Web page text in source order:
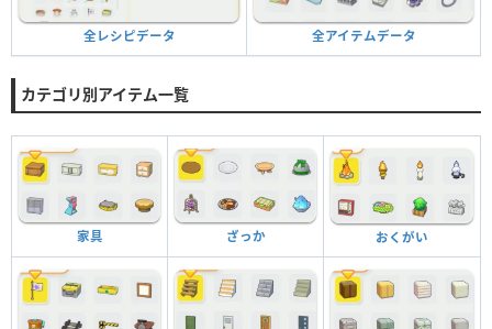
全レシピデータ 全アイテムデータ
カテゴリ別アイテム一覧
家具 ざっか おくがい